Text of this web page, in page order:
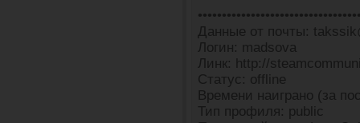
Данные от почты:
Логин: madsova
Линк: http://
Статус: offline
Времени наиграно (за
Тип профиля: public